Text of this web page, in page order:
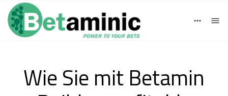
Deutsch
English
einloggen Registrieren
Wie Sie mit Betamin